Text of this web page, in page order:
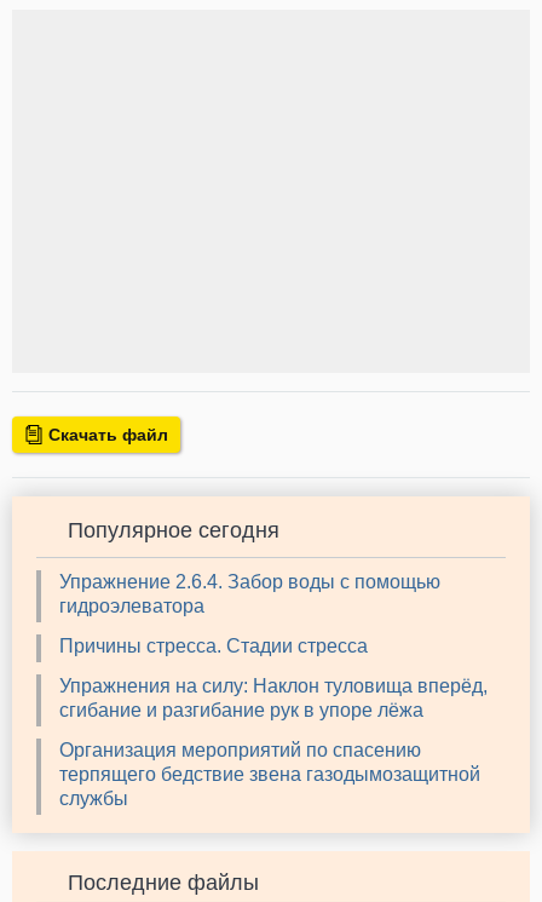
Скачать файл
Популярное сегодня
Упражнение 2.6.4. Забор воды с помощью
гидроэлеватора
Причины стресса. Стадии стресса
Упражнения на силу: Наклон туловища вперёд,
сгибание и разгибание рук в упоре лёжа
Организация мероприятий по спасению
терпящего бедствие звена газодымозащитной
службы
Последние файлы